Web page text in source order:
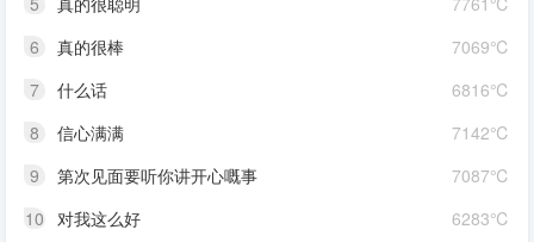
7069℃
6
真的很棒
6816℃
7
什么话
7142℃
8
信心满满
7087℃
9
第次见面要听你讲开心嘅事
6283℃
10 对我这么好